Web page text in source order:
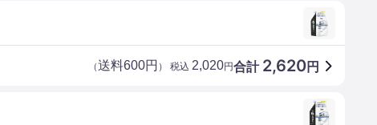
合計 2,620円
（送料600円 ） 税込 2,020円